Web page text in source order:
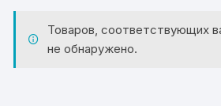
Товаров, соответствующих
не обнаружено.